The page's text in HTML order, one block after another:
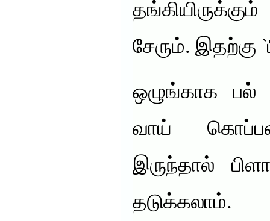
சேரும். இதற்கு
ஒழுங்காக பல்
வாய்
இருந்தால்